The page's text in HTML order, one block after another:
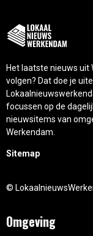
Het laatste nieuws uit
volgen? Dat doe je
focussen op de
nieuwsitems van
Werkendam.
Sitemap
©
Omgeving